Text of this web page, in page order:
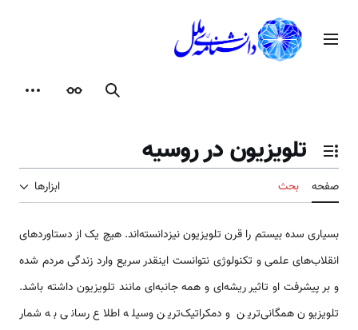
محتوامنوی اصلی
جستجوظاهر
تغییر وضعیت فهرست محتویات
تلویزیون در روسیه
صفحه بحث ابزارها
بسیاری سده بیستم را قرن تلویزیون نیزدانسته‌اند. هیچ یک از دستاوردهای
انقلاب‌های علمی و تکنولوژی نتوانست اینقدر سریع وارد زندگی مردم شده
و بر پیشرفت او تاثیر ریشه‌ای و همه جانبه‌ای مانند تلویزیون داشته باشد.
تلویزیون همگانی‌ترین و دمکراتیک‌ترین وسیله اطلاع رسانی به شمار